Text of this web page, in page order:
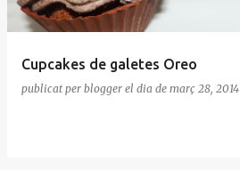
Cupcakes de galetes Oreo
publicat per blogger el dia de març 28, 2014